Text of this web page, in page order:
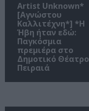
Artist Unknown*
[Αγνώστου
Καλλιτέχνη*] *Η
Ήβη ήταν εδώ:
Παγκόσμια
πρεμιέρα στο
Δημοτικό Θέατρο
Πειραιά